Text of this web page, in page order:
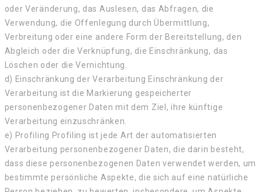
oder Veränderung, das Auslesen, das Abfragen, die
Verwendung, die Offenlegung durch Übermittlung,
Verbreitung oder eine andere Form der Bereitstellung, den
Abgleich oder die Verknüpfung, die Einschränkung, das
Löschen oder die Vernichtung.
d) Einschränkung der Verarbeitung Einschränkung der
Verarbeitung ist die Markierung gespeicherter
personenbezogener Daten mit dem Ziel, ihre künftige
Verarbeitung einzuschränken.
e) Profiling Profiling ist jede Art der automatisierten
Verarbeitung personenbezogener Daten, die darin besteht,
dass diese personenbezogenen Daten verwendet werden, um
bestimmte persönliche Aspekte, die sich auf eine natürliche